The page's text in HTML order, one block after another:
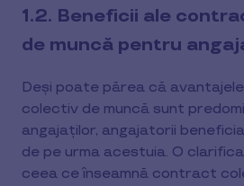
1.2. Beneficii ale
de muncă pentru
Deși poate părea că
colectiv de muncă sunt
angajaților, angajatorii
de pe urma acestuia. O
ceea ce înseamnă contract